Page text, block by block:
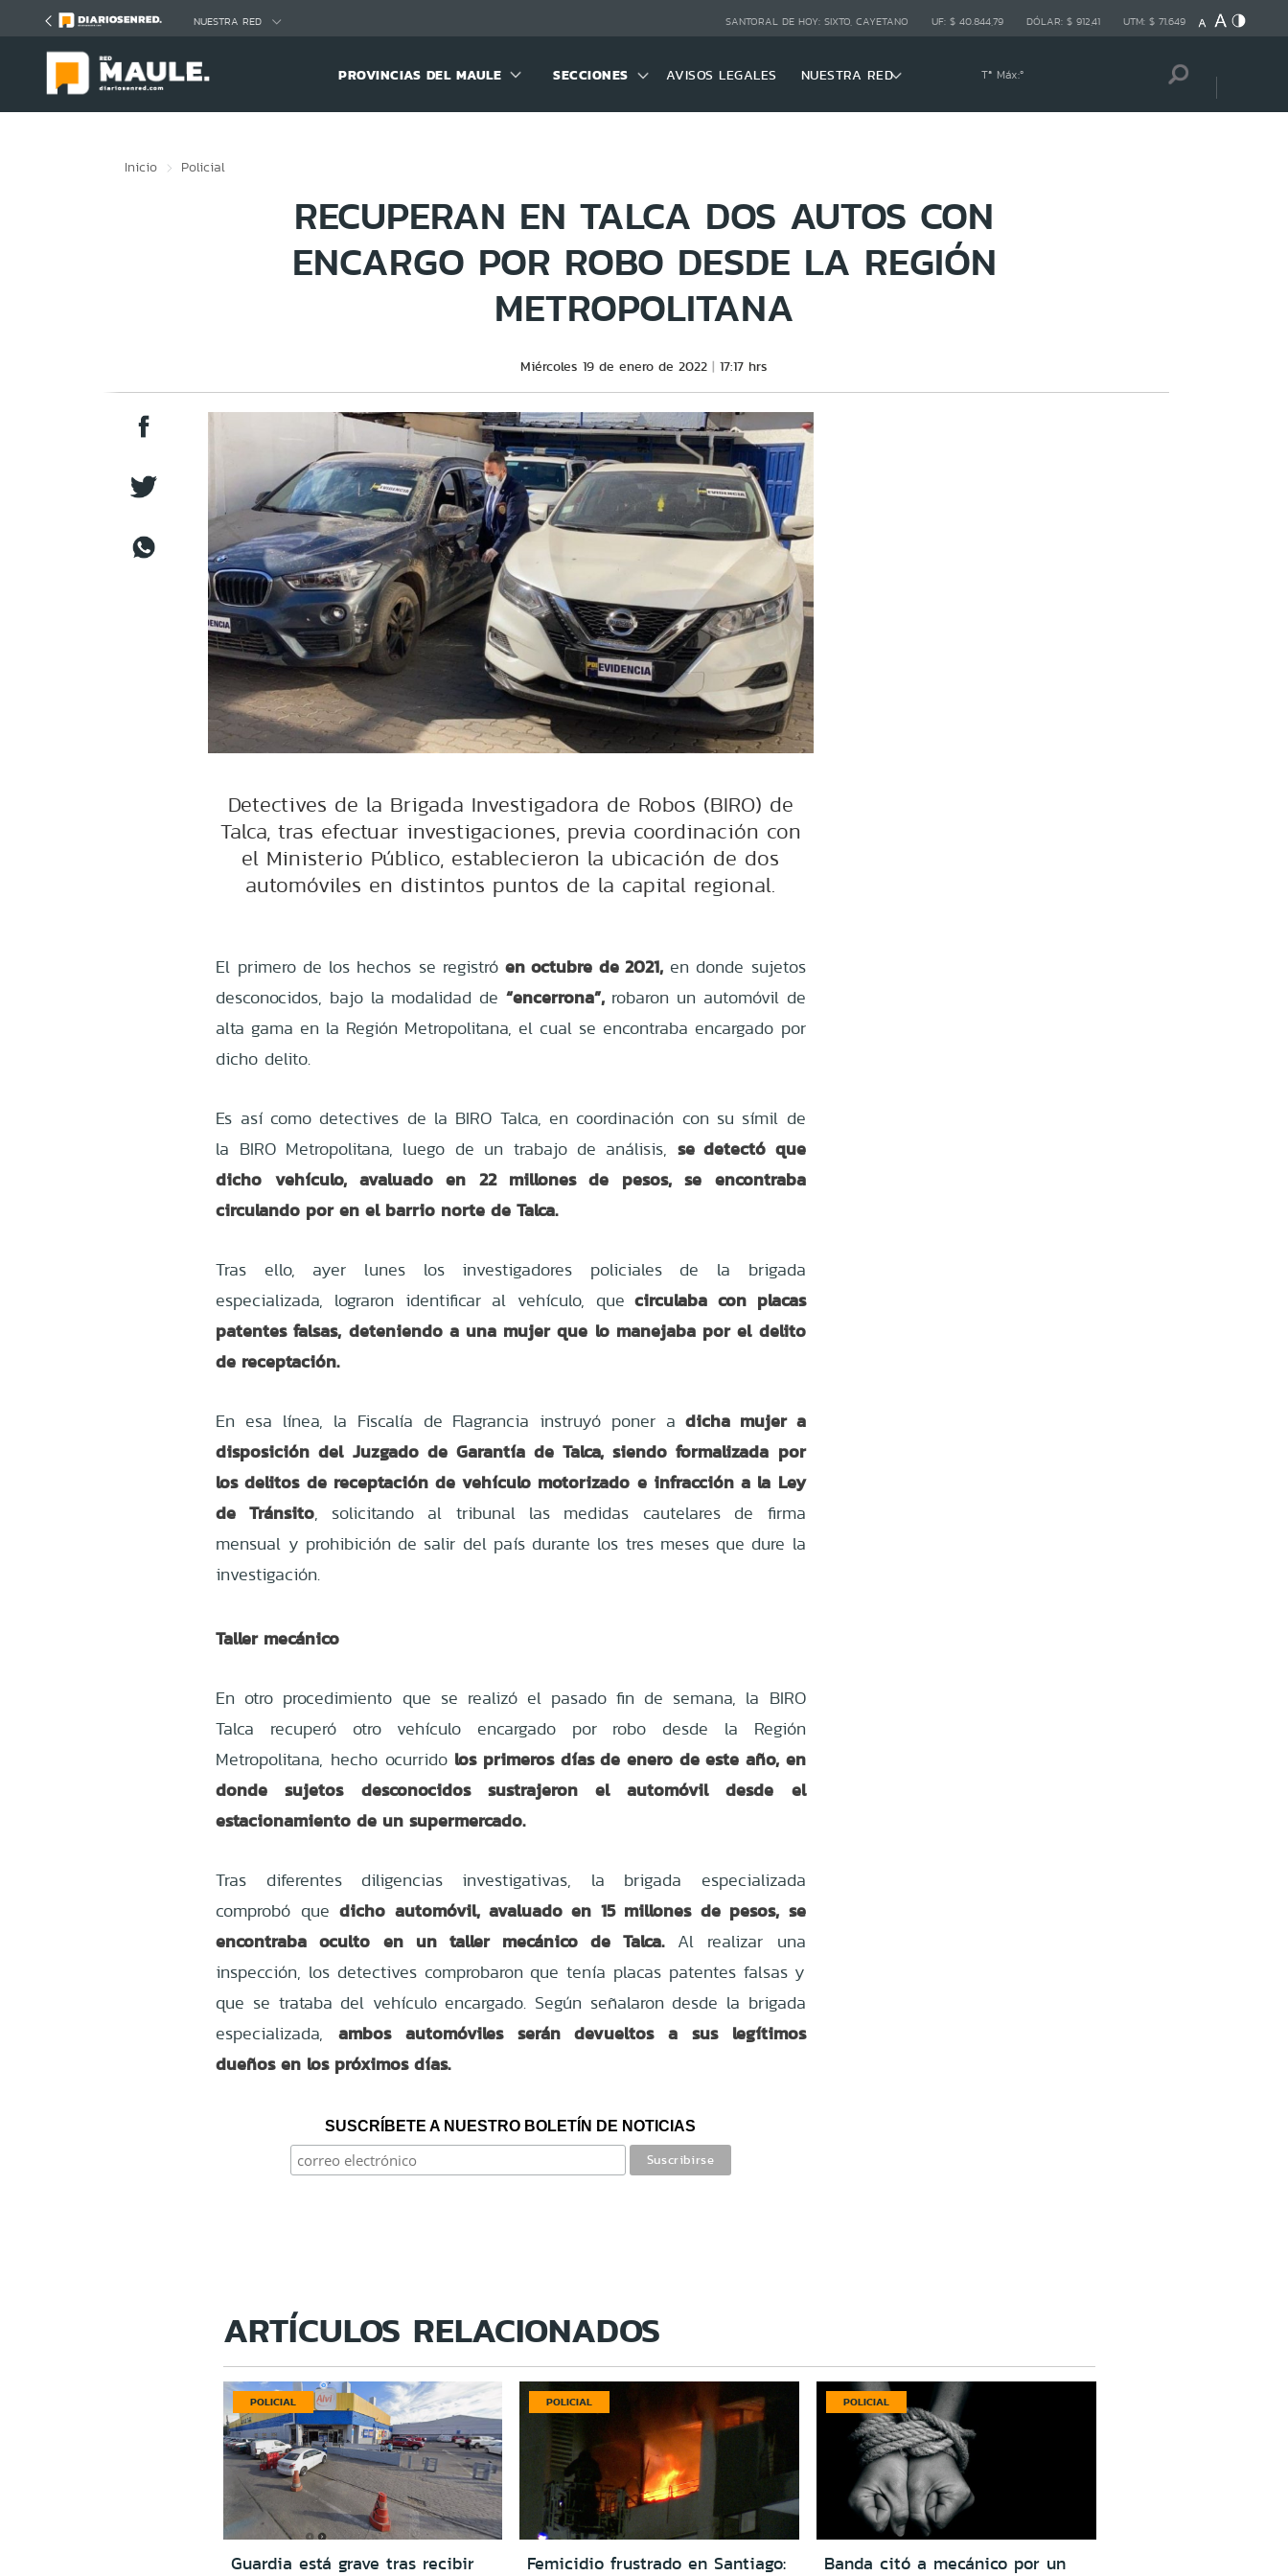
NUESTRA RED SANTORAL DE HOY: SIXTO, CAYETANO UF: $ 40.844,79 DÓLAR: $ 912,41 UTM: $ 71.649
PROVINCIAS DEL MAULE SECCIONES AVISOS LEGALES NUESTRA RED Tª Máx:º
Inicio Policial
RECUPERAN EN TALCA DOS AUTOS CON
ENCARGO POR ROBO DESDE LA REGIÓN
METROPOLITANA
Miércoles 19 de enero de 2022 17:17 hrs
Detectives de la Brigada Investigadora de Robos (BIRO) de
Talca, tras efectuar investigaciones, previa coordinación con
el Ministerio Público, establecieron la ubicación de dos
automóviles en distintos puntos de la capital regional.
El primero de los hechos se registró en octubre de 2021,en donde sujetos
desconocidos, bajo la modalidad de “encerrona”,robaron un automóvil de
alta gama en la Región Metropolitana, el cual se encontraba encargado por
dicho delito.
Es así como detectives de la BIRO Talca, en coordinación con su símil de
la BIRO Metropolitana, luego de un trabajo de análisis, se detectó que
dicho vehículo, avaluado en 22 millones de pesos, se encontraba
circulando por en el barrio norte de Talca.
Tras ello, ayer lunes los investigadores policiales de la brigada
especializada, lograron identificar al vehículo, que circulaba con placas
patentes falsas, deteniendo a una mujer que lo manejaba por el delito
de receptación.
En esa línea, la Fiscalía de Flagrancia instruyó poner a dicha mujer a
disposición del Juzgado de Garantía de Talca, siendo formalizada por
los delitos de receptación de vehículo motorizado e infracción a la Ley
de Tránsito, solicitando al tribunal las medidas cautelares de firma
mensual y prohibición de salir del país durante los tres meses que dure la
investigación.
Taller mecánico
En otro procedimiento que se realizó el pasado fin de semana, la BIRO
Talca recuperó otro vehículo encargado por robo desde la Región
Metropolitana, hecho ocurrido los primeros días de enero de este año, en
donde sujetos desconocidos sustrajeron el automóvil desde el
estacionamiento de un supermercado.
Tras diferentes diligencias investigativas, la brigada especializada
comprobó quedicho automóvil, avaluado en 15 millones de pesos, se
encontraba oculto en un taller mecánico de Talca.Al realizar una
inspección, los detectives comprobaron que tenía placas patentes falsas y
que se trataba del vehículo encargado. Según señalaron desde la brigada
especializada, ambos automóviles serán devueltos a sus legítimos
dueños en los próximos días.
SUSCRÍBETE A NUESTRO BOLETÍN DE NOTICIAS
ARTÍCULOS RELACIONADOS
POLICIAL
Guardia está grave tras recibir
POLICIAL
Femicidio frustrado en Santiago:
POLICIAL
Banda citó a mecánico por un